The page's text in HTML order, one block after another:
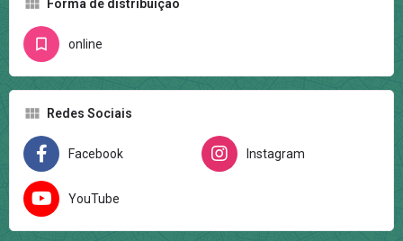
Forma de distribuição
online
Redes Sociais
Facebook Instagram
YouTube